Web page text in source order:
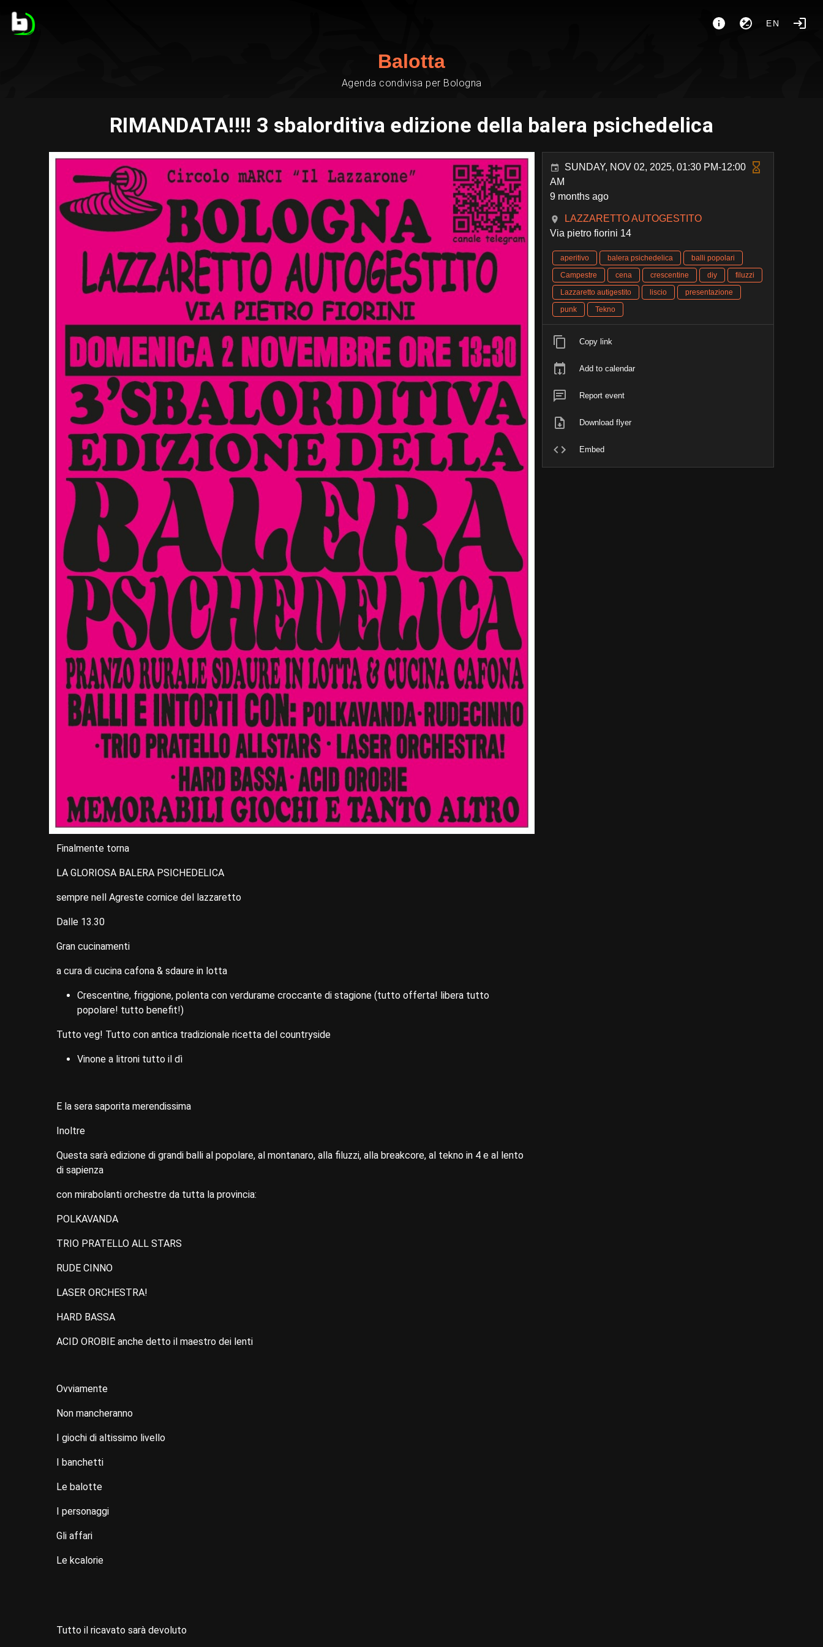
EN
Balotta
Agenda condivisa per Bologna
RIMANDATA!!!! 3 sbalorditiva edizione della balera psichedelica
Finalmente torna
LA GLORIOSA BALERA PSICHEDELICA
sempre nell Agreste cornice del lazzaretto
Dalle 13.30
Gran cucinamenti
a cura di cucina cafona & sdaure in lotta
Crescentine, friggione, polenta con verdurame croccante di stagione (tutto offerta! libera tutto
popolare! tutto benefit!)
Tutto veg! Tutto con antica tradizionale ricetta del countryside
Vinone a litroni tutto il dì
E la sera saporita merendissima
Inoltre
Questa sarà edizione di grandi balli al popolare, al montanaro, alla filuzzi, alla breakcore, al tekno in 4 e al lento
di sapienza
con mirabolanti orchestre da tutta la provincia:
POLKAVANDA
TRIO PRATELLO ALL STARS
RUDE CINNO
LASER ORCHESTRA!
HARD BASSA
ACID OROBIE anche detto il maestro dei lenti
Ovviamente
Non mancheranno
I giochi di altissimo livello
I banchetti
Le balotte
I personaggi
Gli affari
Le kcalorie
Tutto il ricavato sarà devoluto
SUNDAY, NOV 02, 2025, 01:30 PM-12:00
AM
9 months ago
LAZZARETTO AUTOGESTITO
Via pietro fiorini 14
aperitivo balera psichedelica
balli popolari
Campestre
cena crescentine diy
filuzzi
Lazzaretto autigestito
liscio
presentazione
punk
Tekno
Copy link
Add to calendar
Report event
Download flyer
Embed